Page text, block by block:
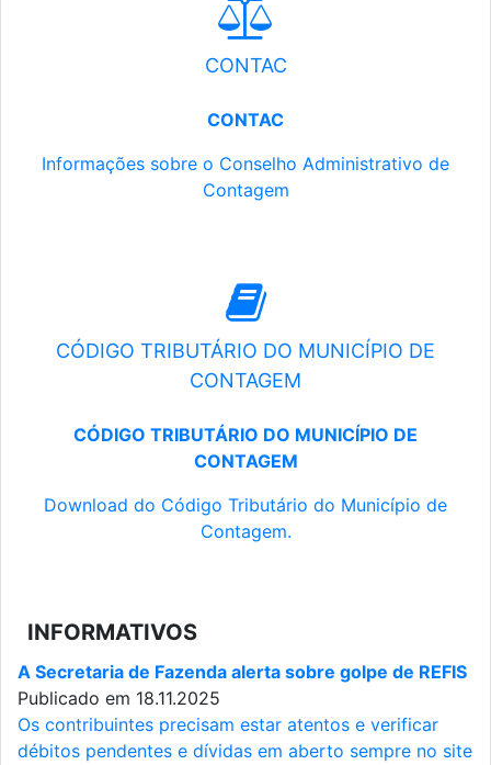
CONTAC
CONTAC
Informações sobre o Conselho Administrativo de
Contagem
CÓDIGO TRIBUTÁRIO DO MUNICÍPIO DE
CONTAGEM
CÓDIGO TRIBUTÁRIO DO MUNICÍPIO DE
CONTAGEM
Download do Código Tributário do Município de
Contagem.
INFORMATIVOS
A Secretaria de Fazenda alerta sobre golpe de REFIS
Publicado em 18.11.2025
Os contribuintes precisam estar atentos e verificar
débitos pendentes e dívidas em aberto sempre no site